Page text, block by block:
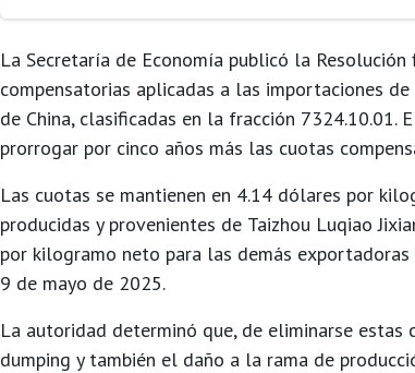
La Secretaría de Economía publicó la
compensatorias aplicadas a las importaciones de
de China, clasificadas en la fracción 7324.10.01.
prorrogar por cinco años más las cuotas
Las cuotas se mantienen en 4.14 dólares por
producidas y provenientes de Taizhou Luqiao
por kilogramo neto para las demás
9 de mayo de 2025.
La autoridad determinó que, de eliminarse estas
dumping y también el daño a la rama de